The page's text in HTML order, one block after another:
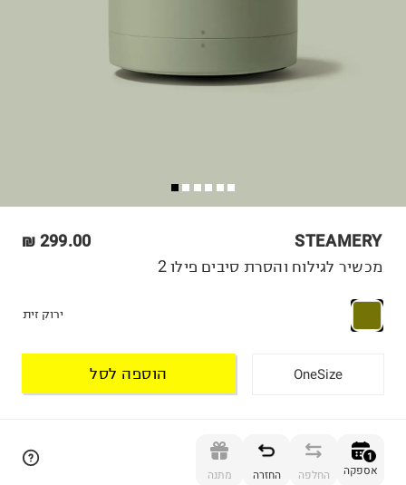
STEAMERY
299.00 ₪
מכשיר לגילוח והסרת סיבים פילו 2
ירוק זית
OneSize הוספה לסל
1
אספקה החלפה החזרה מתנה